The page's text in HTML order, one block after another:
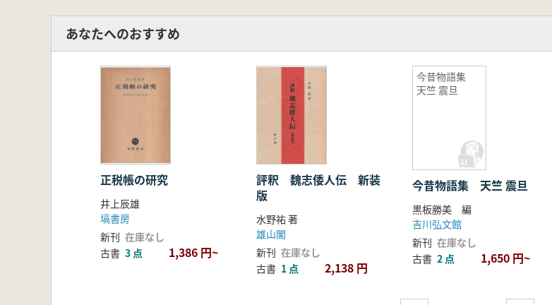
あなたへのおすすめ
正税帳の研究
井上辰雄
塙書房
新刊 在庫なし
古書 3 点 1,386 円~
評釈 魏志倭人伝 新装
版
水野祐 著
雄山閣
新刊 在庫なし
古書 1 点 2,138 円
今昔物語集
天竺 震旦
今昔物語集 天竺 震旦
黒板勝美 編
吉川弘文館
新刊 在庫なし
古書 2 点 1,650 円~